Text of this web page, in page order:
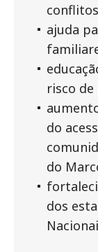
ajuda
risco
do
do
dos